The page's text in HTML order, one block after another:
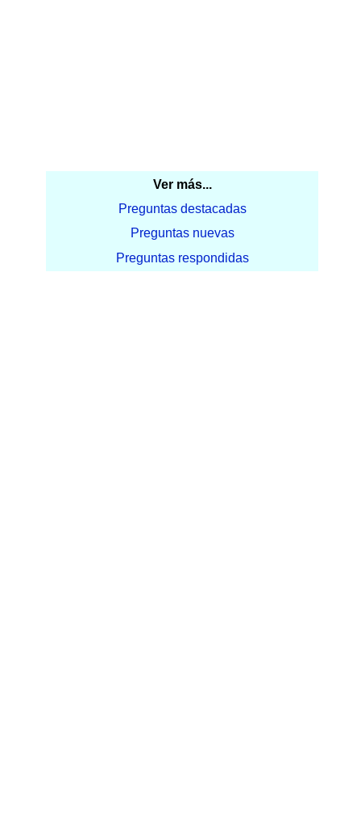
Ver más...
Preguntas destacadas
Preguntas nuevas
Preguntas respondidas